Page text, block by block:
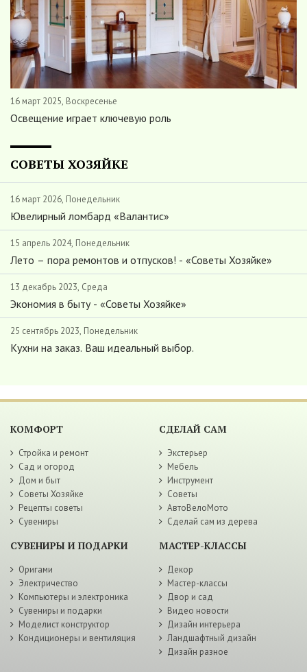
16 март 2025, Воскресенье
Освещение играет ключевую роль
СОВЕТЫ ХОЗЯЙКЕ
16 март 2026, Понедельник
Ювелирный ломбард «Валантис»
15 апрель 2024, Понедельник
Лето – пора ремонтов и отпусков! - «Советы Хозяйке»
13 декабрь 2023, Среда
Экономия в быту - «Советы Хозяйке»
25 сентябрь 2023, Понедельник
Кухни на заказ. Ваш идеальный выбор.
КОМФОРТ
Стройка и ремонт
Сад и огород
Дом и быт
Советы Хозяйке
Рецепты советы
Сувениры
СДЕЛАЙ САМ
Экстерьер
Мебель
Инструмент
Советы
АвтоВелоМото
Сделай сам из дерева
СУВЕНИРЫ И ПОДАРКИ
Оригами
Электричество
Компьютеры и электроника
Сувениры и подарки
Моделист конструктор
Кондиционеры и вентиляция
МАСТЕР-КЛАССЫ
Декор
Мастер-классы
Двор и сад
Видео новости
Дизайн интерьера
Ландшафтный дизайн
Дизайн разное